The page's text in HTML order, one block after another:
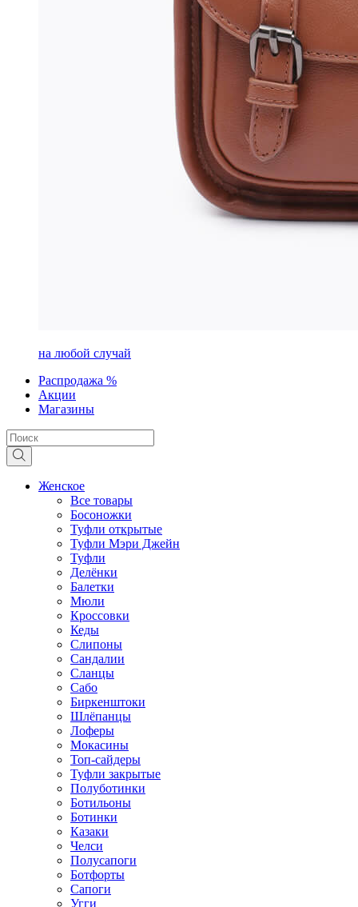
на любой случай
Распродажа %
Акции
Магазины
Женское
Все товары
Босоножки
Туфли открытые
Туфли Мэри Джейн
Туфли
Делёнки
Балетки
Мюли
Кроссовки
Кеды
Слипоны
Сандалии
Сланцы
Сабо
Биркенштоки
Шлёпанцы
Лоферы
Мокасины
Топ-сайдеры
Туфли закрытые
Полуботинки
Ботильоны
Ботинки
Казаки
Челси
Полусапоги
Ботфорты
Сапоги
Угги